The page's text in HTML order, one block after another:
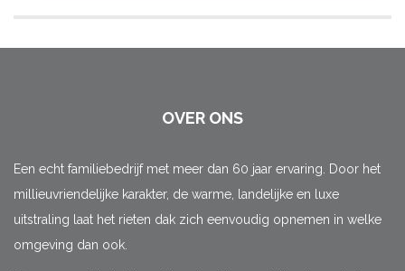
OVER ONS
Een echt familiebedrijf met meer dan 60 jaar ervaring. Door het
millieuvriendelijke karakter, de warme, landelijke en luxe
uitstraling laat het rieten dak zich eenvoudig opnemen in welke
omgeving dan ook.